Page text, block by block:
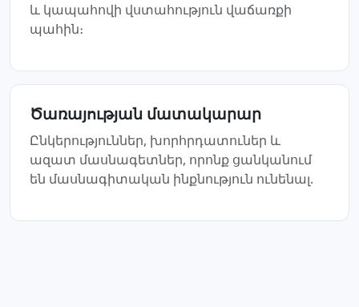
և կապահովի վստահություն վաճառքի
պահին։
Ծառայության մատակարար
Ընկերություններ, խորհրդատուներ և
ազատ մասնագետներ, որոնք ցանկանում
են մասնագիտական ինքնություն ունենալ.